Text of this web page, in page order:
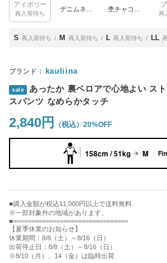
アイボリー
再入荷待ち 再
S 再入荷待ち M 再入荷待ち L 再入荷待ち LL
kauliina
sale
あったか 裏ベロアで心地よい ス
スパンツ なめらかタッチ
2,840円 20%OFF
158cm / 51kg M
購入金額が税込11,000円以上で送料無料
※一部対象外の地域があります。
================================
【夏季休業のお知らせ】
休業期間：8/8（土）～8/16（日）
出荷停止日：8/8（土）～8/16（日）
※8/10（月）、14（金）は臨時出荷